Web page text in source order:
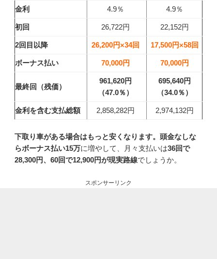
金利 4.9％ 4.9％
初回 26,722円 22,152円
2回目以降 26,200円×34回 17,500円×58回
ボーナス払い 70,000円 70,000円
最終回（残価）
961,620円
（47.0％）
695,640円
（34.0％）
金利を含む支払総額 2,858,282円 2,974,132円
下取り車がある場合はもっと安くなります。頭金なしな
らボーナス払い15万に増やして、月々支払いは36回で
28,300円、60回で12,900円が現実路線でしょうか。
スポンサーリンク